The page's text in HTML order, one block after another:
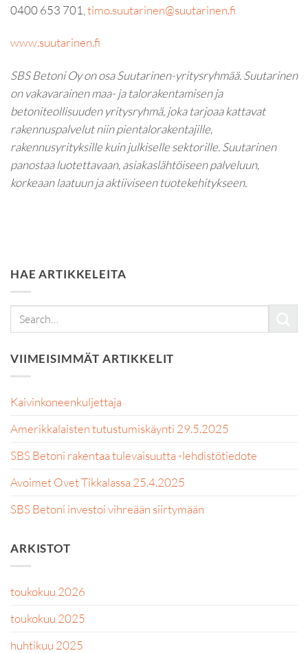
0400 653 701, timo.suutarinen@suutarinen.fi
www.suutarinen.fi
SBS Betoni Oy on osa Suutarinen-yritysryhmää. Suutarinen
on vakavarainen maa- ja talorakentamisen ja
betoniteollisuuden yritysryhmä, joka tarjoaa kattavat
rakennuspalvelut niin pientalorakentajille,
rakennusyrityksille kuin julkiselle sektorille. Suutarinen
panostaa luotettavaan, asiakaslähtöiseen palveluun,
korkeaan laatuun ja aktiiviseen tuotekehitykseen.
HAE ARTIKKELEITA
VIIMEISIMMÄT ARTIKKELIT
Kaivinkoneenkuljettaja
Amerikkalaisten tutustumiskäynti 29.5.2025
SBS Betoni rakentaa tulevaisuutta -lehdistötiedote
Avoimet Ovet Tikkalassa 25.4.2025
SBS Betoni investoi vihreään siirtymään
ARKISTOT
toukokuu 2026
toukokuu 2025
huhtikuu 2025